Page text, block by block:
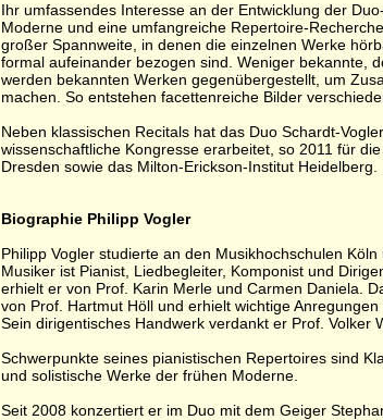
Ihr umfassendes Interesse an der Entwicklung der
Moderne und eine umfangreiche Repertoire-
großer Spannweite, in denen die einzelnen Werke
formal aufeinander bezogen sind. Weniger bekannte,
werden bekannten Werken gegenübergestellt, um
machen. So entstehen facettenreiche Bilder
Neben klassischen Recitals hat das Duo Schardt-
wissenschaftliche Kongresse erarbeitet, so 2011 für
Dresden sowie das Milton-Erickson-Institut Heidelberg.
Biographie Philipp Vogler
Philipp Vogler studierte an den Musikhochschulen
Musiker ist Pianist, Liedbegleiter, Komponist und
erhielt er von Prof. Karin Merle und Carmen Daniela.
von Prof. Hartmut Höll und erhielt wichtige Anregungen
Sein dirigentisches Handwerk verdankt er Prof. Volker
Schwerpunkte seines pianistischen Repertoires sind
und solistische Werke der frühen Moderne.
Seit 2008 konzertiert er im Duo mit dem Geiger